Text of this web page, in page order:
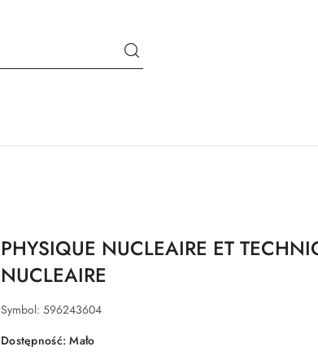
PHYSIQUE NUCLEAIRE ET
NUCLEAIRE
Symbol: 596243604
Dostępność:Mało